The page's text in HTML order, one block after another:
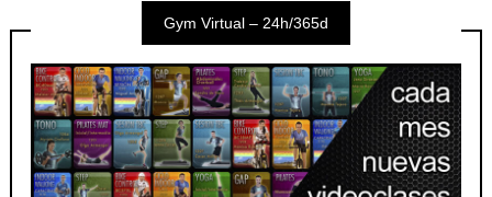
entradas
Gym Virtual – 24h/365d